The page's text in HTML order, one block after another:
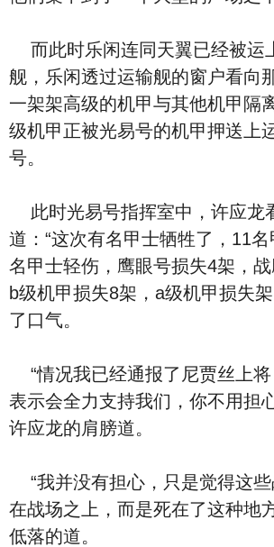
而此时乐闲连同天翼已经被运
舰，乐闲透过运输舰的窗户看向
一架架高级的机甲与其他机甲隔
级机甲正被光易号的机甲押送上
号。
此时光易号指挥室中，许应龙
道：“这次有名甲士牺牲了，11
名甲士轻伤，鹰眼号损失4架，战
b级机甲损失8架，a级机甲损失
了口气。
“情况我已经通报了尼贾丝上
表示会全力支持我们，你不用担
许应龙的肩膀道。
“我并没有担心，只是觉得这
在战场之上，而是死在了这种地
低落的道。